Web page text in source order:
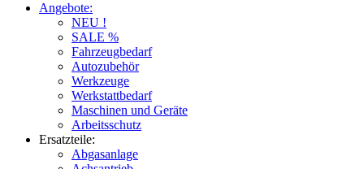
Angebote:
NEU !
SALE %
Fahrzeugbedarf
Autozubehör
Werkzeuge
Werkstattbedarf
Maschinen und Geräte
Arbeitsschutz
Ersatzteile:
Abgasanlage